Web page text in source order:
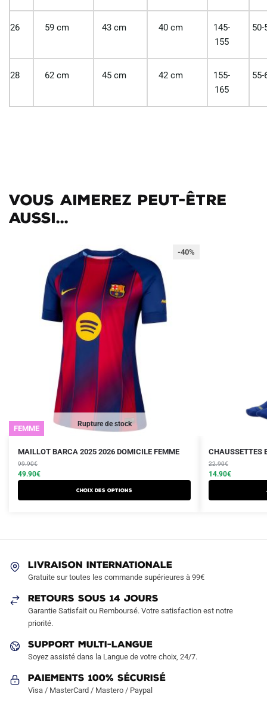
26 59 cm 43 cm 40 cm
145-
155
50-
28 62 cm 45 cm 42 cm
155-
165
55-
Vous aimerez peut-être
aussi...
Rupture de stock
-40%
FEMME
MAILLOT BARCA 2025 2026 DOMICILE FEMME
99.90€
Le
prix
initial
était :
49.90€
Le
prix
actuel
est :
Choix des options
Ce
produit
a
être
choisies
sur
page
produit
CHAUSSETTES
22.90€
Le
prix
initial
était :
14.90€
Le
prix
actuel
est :
LIVRAISON INTERNATIONALE
Gratuite sur toutes les commande supérieures à 99€
RETOURS SOUS 14 JOURS
Garantie Satisfait ou Remboursé. Votre satisfaction est notre
priorité.
SUPPORT MULTI-LANGUE
Soyez assisté dans la Langue de votre choix, 24/7.
Paiements 100% Sécurisé
Visa / MasterCard / Mastero / Paypal